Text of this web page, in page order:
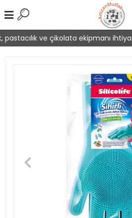
ve çikolata ekipmanı